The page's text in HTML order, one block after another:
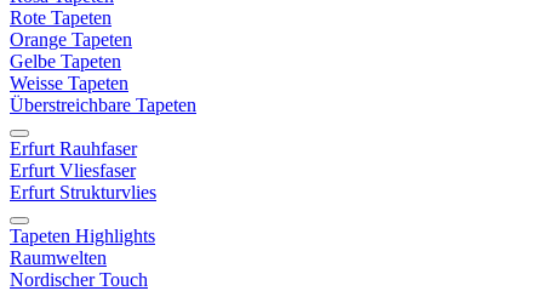
Rote Tapeten
Orange Tapeten
Gelbe Tapeten
Weisse Tapeten
Überstreichbare Tapeten
Erfurt Rauhfaser
Erfurt Vliesfaser
Erfurt Strukturvlies
Tapeten Highlights
Raumwelten
Nordischer Touch